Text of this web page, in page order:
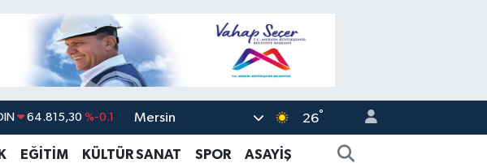
47,7436 %0.18
55,2510 %0.32
Mersin 26°
EĞİTİM KÜLTÜR SANAT SPOR
ASAYİŞ